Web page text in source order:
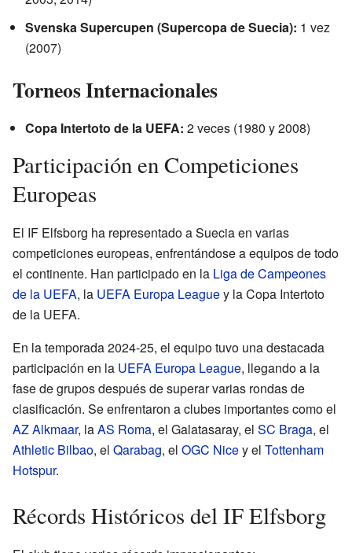
Svenska Supercupen (Supercopa de Suecia): 1 vez
(2007)
Torneos Internacionales
Copa Intertoto de la UEFA: 2 veces (1980 y 2008)
Participación en Competiciones
Europeas
El IF Elfsborg ha representado a Suecia en varias
competiciones europeas, enfrentándose a equipos de todo
el continente. Han participado en la Liga de Campeones
de la UEFA, la UEFA Europa Leaguey la Copa Intertoto
de la UEFA.
En la temporada 2024-25, el equipo tuvo una destacada
participación en la UEFA Europa League, llegando a la
fase de grupos después de superar varias rondas de
clasificación. Se enfrentaron a clubes importantes como el
AZ Alkmaar, laAS Roma, el Galatasaray, el SC Braga, el
Athletic Bilbao, el Qarabag, el OGC Nicey el Tottenham
Hotspur.
Récords Históricos del IF Elfsborg